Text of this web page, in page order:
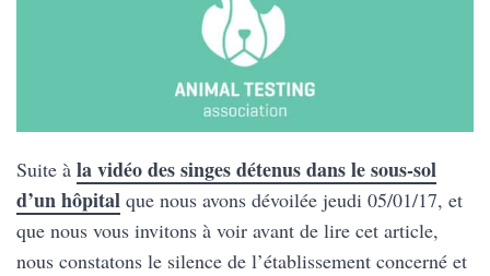
Suite à la vidéo des singes détenus dans le sous-sol
d’un hôpital que nous avons dévoilée jeudi 05/01/17, et
que nous vous invitons à voir avant de lire cet article,
nous constatons le silence de l’établissement concerné et